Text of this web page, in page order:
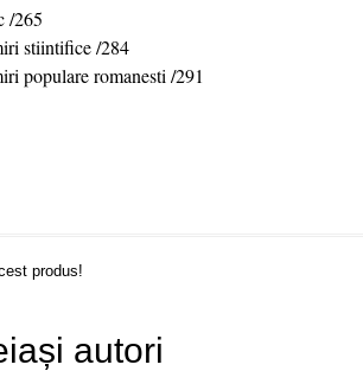
/265
stiintifice /284
populare romanesti /291
produs!
autori